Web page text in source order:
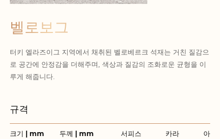
벨로보그
터키 엘라즈이그 지역에서 채취된 벨로베르크 석재는 거친 질감으
로 공간에 안정감을 더해주며, 색상과 질감의 조화로운 균형을 이
루게 해줍니다.
규격
크기 | mm 두께 | mm 서피스 카라 아이